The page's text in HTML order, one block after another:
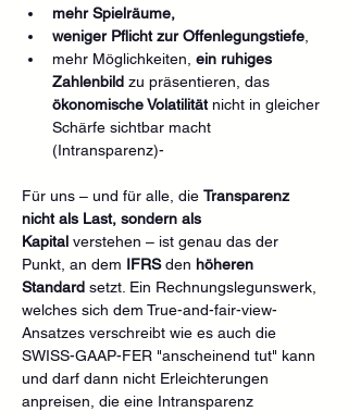
mehr Spielräume,
weniger Pflicht zur Offenlegungstiefe
mehr Möglichkeiten, ein ruhiges
Zahlenbild zu präsentieren, das
ökonomische Volatilität nicht in gleicher
Schärfe sichtbar macht
(Intransparenz)-
Für uns – und für alle, die Transparenz
nicht als Last, sondern als
Kapital verstehen – ist genau das der
Punkt, an dem IFRS den höheren
Standard setzt. Ein Rechnungslegunswerk,
welches sich dem True-and-fair-view-
Ansatzes verschreibt wie es auch die
SWISS-GAAP-FER "anscheinend tut" kann
und darf dann nicht Erleichterungen
anpreisen, die eine Intransparenz